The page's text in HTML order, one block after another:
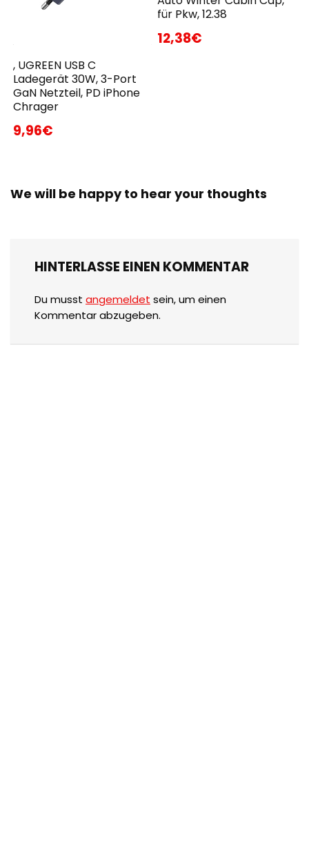
, UGREEN USB C
Ladegerät 30W, 3-Port
GaN Netzteil, PD iPhone
Chrager
9,96€
für Pkw, 12.38
12,38€
We will be happy to hear your thoughts
HINTERLASSE EINEN KOMMENTAR
Du musst angemeldet sein, um einen
Kommentar abzugeben.